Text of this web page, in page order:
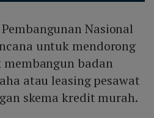
Nasional
untuk mendorong
badan
atau leasing pesawat
skema kredit murah.